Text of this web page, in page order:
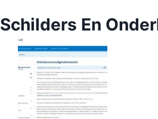
Schilders En